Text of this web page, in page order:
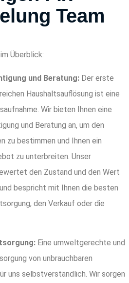
Team
Überblick:
und Beratung: Der erste
Haushaltsauflösung ist eine
Wir bieten Ihnen eine
und Beratung an, um den
zu bestimmen und Ihnen ein
zu unterbreiten. Unser
den Zustand und den Wert
bespricht mit Ihnen die besten
den Verkauf oder die
Eine umweltgerechte und
von unbrauchbaren
uns selbstverständlich. Wir sorgen